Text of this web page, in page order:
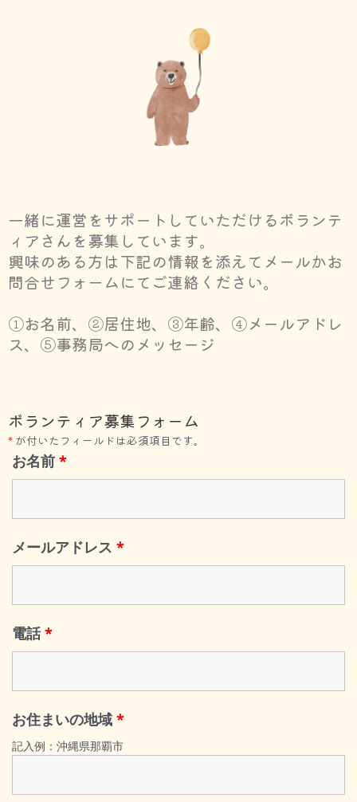
一緒に運営をサポートしていただけるボランテ
ィアさんを募集しています。
興味のある方は下記の情報を添えてメールかお
問合せフォームにてご連絡ください。
①お名前、②居住地、③年齢、④メールアドレ
ス、⑤事務局へのメッセージ
ボランティア募集フォーム
* が付いたフィールドは必須項目です。
お名前 *
メールアドレス *
電話*
お住まいの地域 *
記入例：沖縄県那覇市